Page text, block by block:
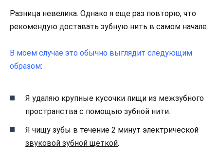
Разница невелика. Однако я еще раз повторю, что
рекомендую доставать зубную нить в самом начале.
В моем случае это обычно выглядит следующим
образом:
Я удаляю крупные кусочки пищи из межзубного
пространства с помощью зубной нити.
Я чищу зубы в течение 2 минут электрической
звуковой зубной щеткой.